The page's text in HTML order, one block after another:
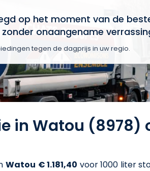
op het moment van de
onaangename
tegen de dagprijs in uw regio.
in Watou (8978)
Watou € 1.181,40 voor 1000 liter